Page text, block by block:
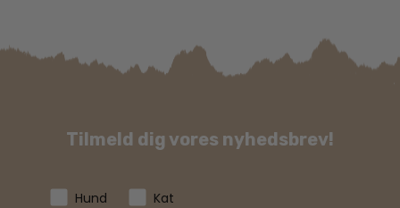
Tilmeld dig vores nyhedsbrev!
Hund
Kat